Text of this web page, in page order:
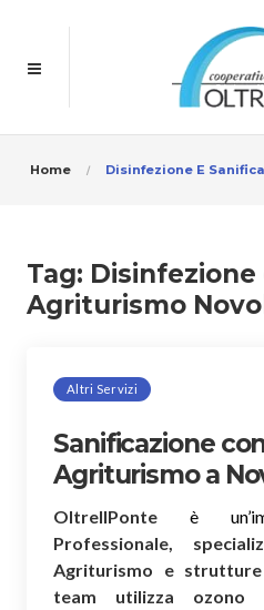
Home Disinfezione E
Tag: Disinfezione
Agriturismo
Altri Servizi
Sanificazione
Agriturismo a
OltreIlPonte è
Professionale,
Agriturismo e
team utilizza ozono